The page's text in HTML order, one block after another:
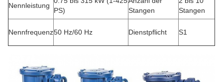
Nennleistung
PS)
Stangen
Stangen
Nennfrequenz50 Hz/60 Hz Dienstpflicht S1